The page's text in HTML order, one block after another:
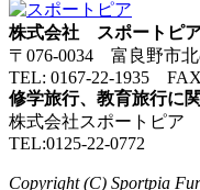
株式会社 スポートピ
〒076-0034 富良野市
TEL: 0167-22-1935
修学旅行、教育旅行に
株式会社スポートピア
TEL:0125-22-0772
Copyright (C) Sportpia